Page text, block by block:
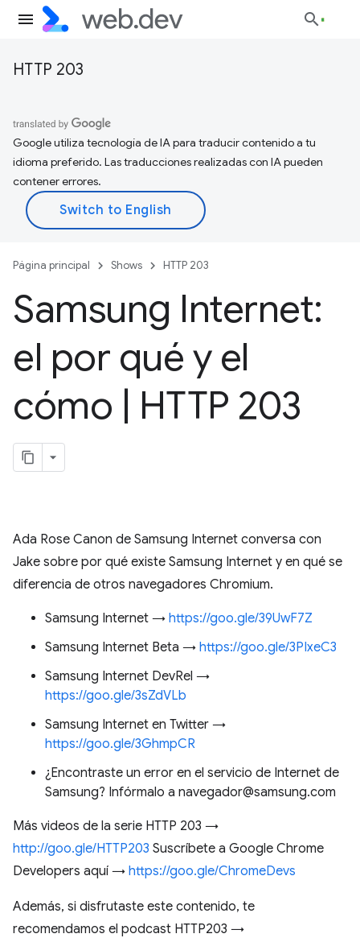
HTTP 203
Google utiliza tecnología de IA para traducir contenido a tu
idioma preferido. Las traducciones realizadas con IA pueden
contener errores.
Página principal Shows HTTP 203
Samsung Internet:
el por qué y el
cómo
HTTP 203
Ada Rose Canon de Samsung Internet conversa con
Jake sobre por qué existe Samsung Internet y en qué se
diferencia de otros navegadores Chromium.
Samsung Internet → https://goo.gle/39UwF7Z
Samsung Internet Beta → https://goo.gle/3PIxeC3
Samsung Internet DevRel →
https://goo.gle/3sZdVLb
Samsung Internet en Twitter →
https://goo.gle/3GhmpCR
¿Encontraste un error en el servicio de Internet de
Samsung? Infórmalo a navegador@samsung.com
Más videos de la serie HTTP 203 →
http://goo.gle/HTTP203 Suscríbete a Google Chrome
Developers aquí → https://goo.gle/ChromeDevs
Además, si disfrutaste este contenido, te
recomendamos el podcast HTTP203 →